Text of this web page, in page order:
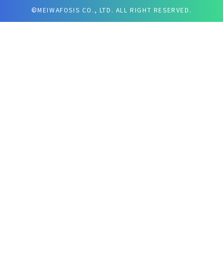
©MEIWAFOSIS CO., LTD. ALL RIGHT RESERVED.